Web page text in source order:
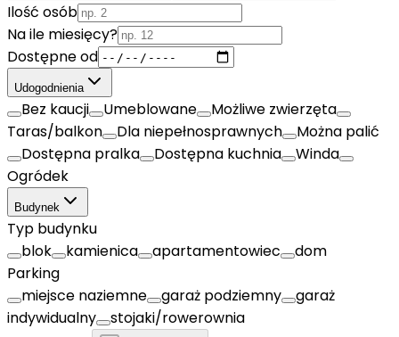
Ilość osób
Na ile miesięcy?
Dostępne od
Udogodnienia
Bez kaucji Umeblowane
Możliwe zwierzęta
Taras/balkon
Dla niepełnosprawnych
Można palić
Dostępna pralka
Dostępna kuchnia
Winda
Ogródek
Budynek
Typ budynku
blok
kamienica apartamentowiec
dom
Parking
miejsce naziemne
garaż podziemny
garaż
indywidualny
stojaki/rowerownia